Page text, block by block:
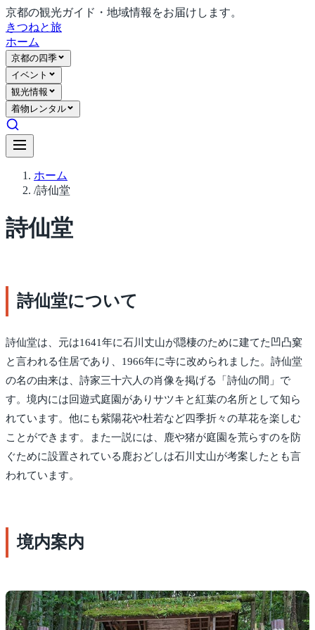
京都の観光ガイド・地域情報をお届けします。
きつねと旅
ホーム
京都の四季
イベント
観光情報
着物レンタル
ホーム
/詩仙堂
詩仙堂
詩仙堂について
詩仙堂は、元は1641年に石川丈山が隠棲のために建てた凹凸窠
と言われる住居であり、1966年に寺に改められました。詩仙堂
の名の由来は、詩家三十六人の肖像を掲げる「詩仙の間」で
す。境内には回遊式庭園がありサツキと紅葉の名所として知ら
れています。他にも紫陽花や杜若など四季折々の草花を楽しむ
ことができます。また一説には、鹿や猪が庭園を荒らすのを防
ぐために設置されている鹿おどしは石川丈山が考案したとも言
われています。
境内案内